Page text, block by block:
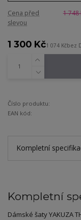
Cena před
slevou
1 748
1 300 Kč1 074 Kčbez
Číslo produktu:
EAN kód:
Kompletní
Kompletní
Dámské šaty YAKUZA